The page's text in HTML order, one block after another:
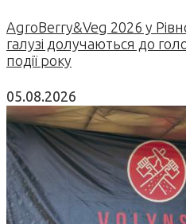
AgroBerry&Veg 2026 у
галузі долучаються до
події року
05.08.2026